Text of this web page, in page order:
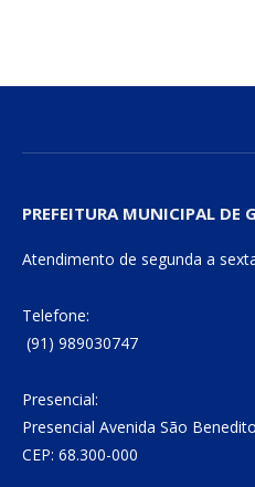
PREFEITURA MUNICIPAL DE
Atendimento de segunda a
Telefone:
(91) 989030747
Presencial:
Presencial Avenida São
CEP: 68.300-000